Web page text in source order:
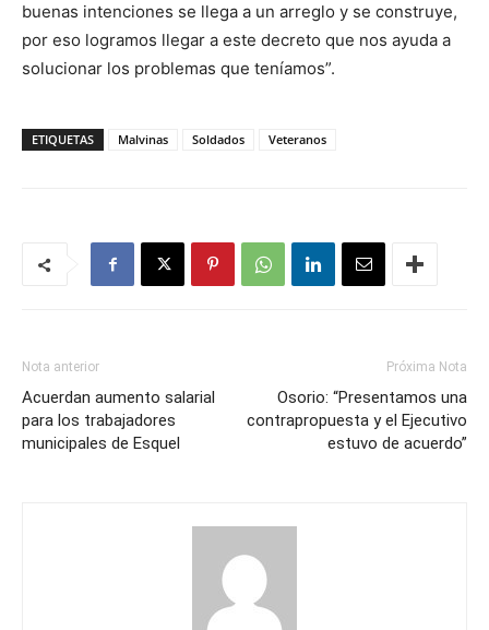
buenas intenciones se llega a un arreglo y se construye,
por eso logramos llegar a este decreto que nos ayuda a
solucionar los problemas que teníamos”.
ETIQUETAS Malvinas Soldados Veteranos
Nota anterior
Acuerdan aumento salarial
para los trabajadores
municipales de Esquel
Próxima Nota
Osorio: “Presentamos una
contrapropuesta y el Ejecutivo
estuvo de acuerdo”